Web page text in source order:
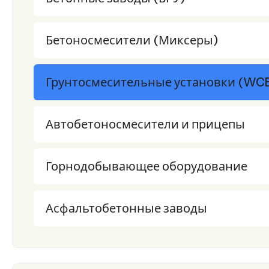
Бетоносмесители (Миксеры)
Грунтосмесительные установки
Автобетоносмесители и прицепы
Горнодобывающее оборудование
Асфальтобетонные заводы